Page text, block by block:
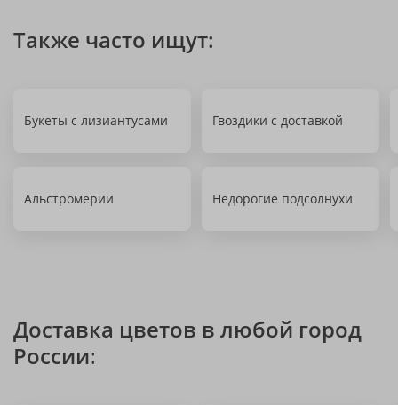
Также часто ищут:
Букеты с лизиантусами Гвоздики с доставкой
Альстромерии Недорогие подсолнухи
Доставка цветов в любой город
России: